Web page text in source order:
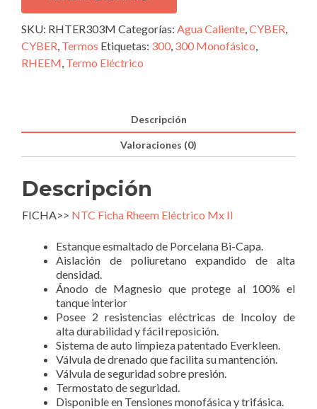
Termo
Eléctrico
al
Piso
SKU: RHTER303M Categorías: Agua Caliente,CYBER,
CYBER, Termos Etiquetas: 300, 300 Monofásico,
RHEEM, Termo Eléctrico
Descripción
Valoraciones (0)
Descripción
FICHA>> NTC Ficha Rheem Eléctrico Mx II
Estanque esmaltado de Porcelana Bi-Capa.
Aislación de poliuretano expandido de alta
densidad.
Ánodo de Magnesio que protege al 100% el
tanque interior
Posee 2 resistencias eléctricas de Incoloy de
alta durabilidad y fácil reposición.
Sistema de auto limpieza patentado Everkleen.
Válvula de drenado que facilita su mantención.
Válvula de seguridad sobre presión.
Termostato de seguridad.
Disponible en Tensiones monofásica y trifásica.